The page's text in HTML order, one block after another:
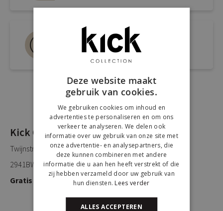
Bel ons 0180-660999
Spreek een medewerker
Kick Collection
Twijnstraweg 2
2941BW Lekkerkerk
Gratis parkeren
Deze website maakt
gebruik van cookies.
We gebruiken cookies om inhoud en
advertenties te personaliseren en om ons
verkeer te analyseren. We delen ook
informatie over uw gebruik van onze site met
onze advertentie- en analysepartners, die
deze kunnen combineren met andere
informatie die u aan hen heeft verstrekt of die
zij hebben verzameld door uw gebruik van
hun diensten. Lees verder
ALLES ACCEPTEREN